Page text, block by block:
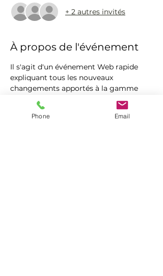
+ 2 autres invités
À propos de l'événement
Il s'agit d'un événement Web rapide
expliquant tous les nouveaux
changements apportés à la gamme
KYCS. Nous passerons rapidement en
revue les dispositifs de localisation
KYCS, puis montrerons le nouveau
Phone Email